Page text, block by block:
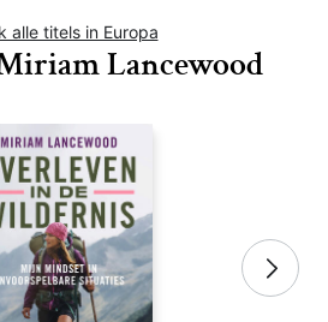
alle titels in Europa
Lancewood